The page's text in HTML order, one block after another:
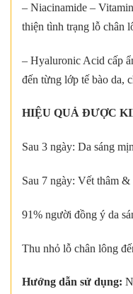
– Niacinamide –
thiện tình trạng lỗ chân
– Hyaluronic Acid cấp
đến từng lớp tế bào da,
HIỆU QUẢ ĐƯỢC
Sau 3 ngày: Da sáng
Sau 7 ngày: Vết thâm
91% người đồng ý da
Thu nhỏ lỗ chân lông
Hướng dẫn sử dụng: